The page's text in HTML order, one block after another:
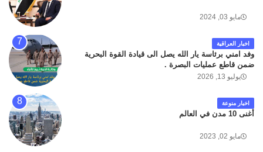
مايو 03, 2024
اخبار العراقية
وفد امني برئاسة يار الله يصل الى قيادة القوة البحرية
ضمن قاطع عمليات البصرة .
يوليو 13, 2026
اخبار منوعة
أغنى 10 مدن في العالم
مايو 02, 2023